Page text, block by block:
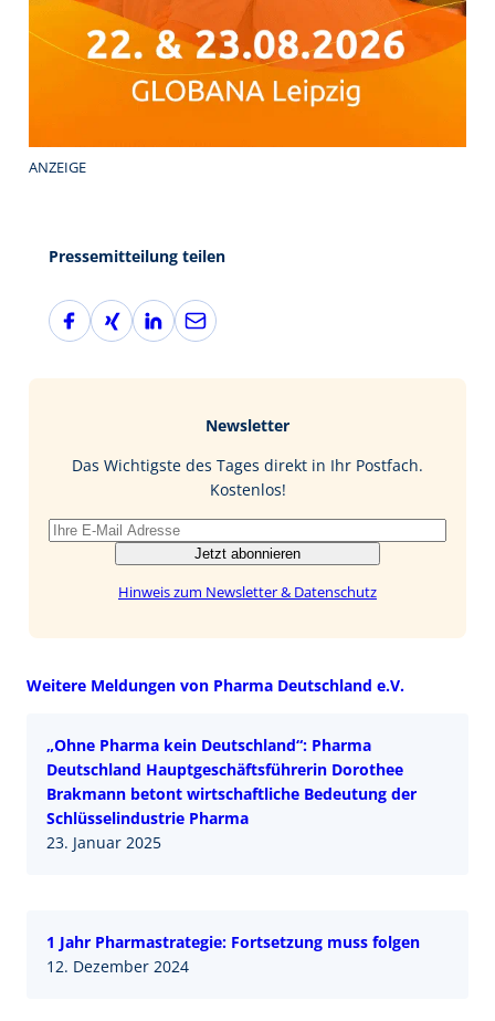
ANZEIGE
Pressemitteilung teilen
F
a
X
i
L
i
I
E
-
Newsletter
Das Wichtigste des Tages direkt in Ihr Postfach.
Kostenlos!
Jetzt abonnieren
Hinweis zum Newsletter & Datenschutz
Weitere Meldungen von Pharma Deutschland e.V.
„Ohne Pharma kein Deutschland“: Pharma
Deutschland Hauptgeschäftsführerin Dorothee
Brakmann betont wirtschaftliche Bedeutung der
Schlüsselindustrie Pharma
23. Januar 2025
1 Jahr Pharmastrategie: Fortsetzung muss folgen
12. Dezember 2024